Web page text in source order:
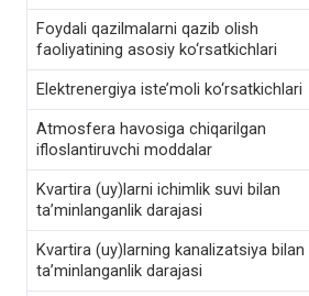
Foydali qazilmalarni qazib olish
faoliyatining asosiy ko‘rsatkichlari
Elektrenergiya iste’moli ko‘rsatkichlari
Atmosfera havosiga chiqarilgan
ifloslantiruvchi moddalar
Kvartira (uy)larni ichimlik suvi bilan
ta’minlanganlik darajasi
Kvartira (uy)larning kanalizatsiya bilan
ta’minlanganlik darajasi